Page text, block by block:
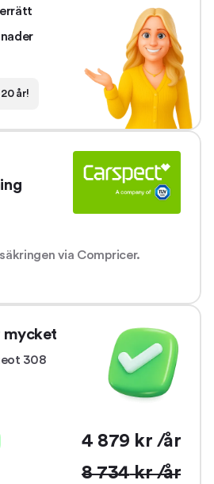
år!
via Compricer.
mycket
308
4 879 kr /år
8 734kr /år